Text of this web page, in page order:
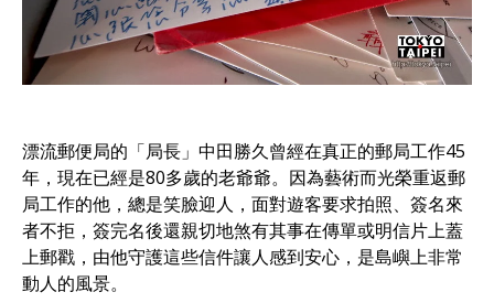
漂流郵便局的「局長」中田勝久曾經在真正的郵局工作45
年，現在已經是80多歲的老爺爺。因為藝術而光榮重返郵
局工作的他，總是笑臉迎人，面對遊客要求拍照、簽名來
者不拒，簽完名後還親切地煞有其事在傳單或明信片上蓋
上郵戳，由他守護這些信件讓人感到安心，是島嶼上非常
動人的風景。